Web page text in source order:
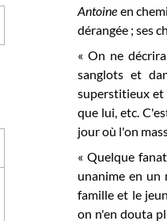
Antoine en
dérangée ; ses
« On ne
sanglots et
superstitieux et
que lui, etc.
jour où l'on
« Quelque
unanime en un
famille et le
on n'en douta